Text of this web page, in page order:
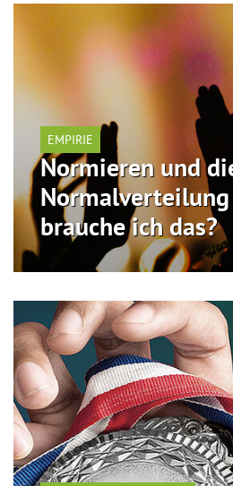
EMPIRIE
Normieren und
brauche ich das?